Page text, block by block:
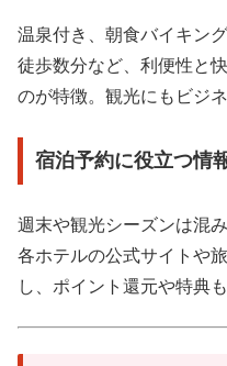
温泉付き、朝食バイキン
徒歩数分など、利便性と
のが特徴。観光にもビジ
宿泊予約に役立つ情
週末や観光シーズンは混
各ホテルの公式サイトや
し、ポイント還元や特典